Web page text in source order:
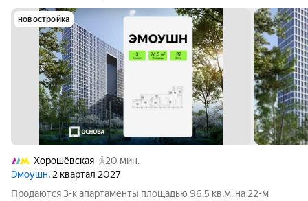
новостройка
Хорошёвская
20 мин.
Эмоушн, 2 квартал 2027
Продаются 3-к апартаменты площадью 96.5 кв.м. на 22-м